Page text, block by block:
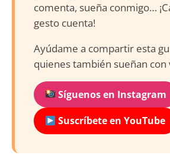
comenta, sueña conmigo…
gesto cuenta!
Ayúdame a compartir esta
quienes también sueñan con
Síguenos en Instagram
Suscríbete en YouTube